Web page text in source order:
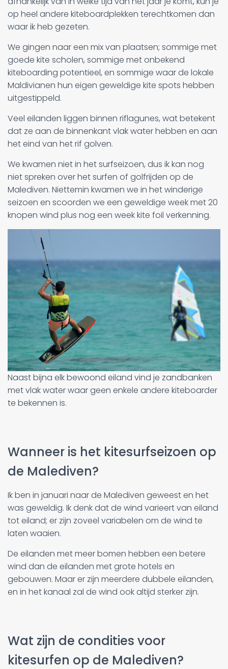
op heel andere kiteboardplekken terechtkomen dan
waar ik heb gezeten.
We gingen naar een mix van plaatsen; sommige met
goede kite scholen, sommige met onbekend
kiteboarding potentieel, en sommige waar de lokale
Maldivianen hun eigen geweldige kite spots hebben
uitgestippeld.
Veel eilanden liggen binnen riflagunes, wat betekent
dat ze aan de binnenkant vlak water hebben en aan
het eind van het rif golven.
We kwamen niet in het surfseizoen, dus ik kan nog
niet spreken over het surfen of golfrijden op de
Malediven. Niettemin kwamen we in het winderige
seizoen en scoorden we een geweldige week met 20
knopen wind plus nog een week kite foil verkenning.
Naast bijna elk bewoond eiland vind je zandbanken
met vlak water waar geen enkele andere kiteboarder
te bekennen is.
Wanneer is het kitesurfseizoen op
de Malediven?
Ik ben in januari naar de Malediven geweest en het
was geweldig. Ik denk dat de wind varieert van eiland
tot eiland; er zijn zoveel variabelen om de wind te
laten waaien.
De eilanden met meer bomen hebben een betere
wind dan de eilanden met grote hotels en
gebouwen. Maar er zijn meerdere dubbele eilanden,
en in het kanaal zal de wind ook altijd sterker zijn.
Wat zijn de condities voor
kitesurfen op de Malediven?